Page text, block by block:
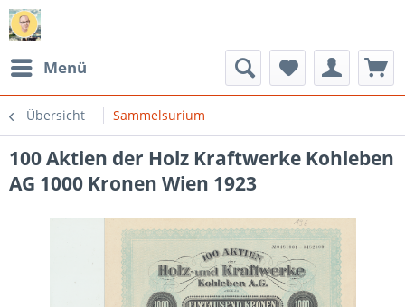
Menü
Übersicht Sammelsurium
100 Aktien der Holz Kraftwerke Kohleben
AG 1000 Kronen Wien 1923